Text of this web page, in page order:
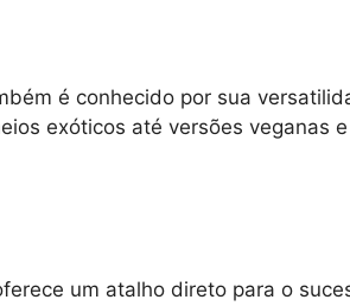
é conhecido por sua
exóticos até versões veganas
um atalho direto para o